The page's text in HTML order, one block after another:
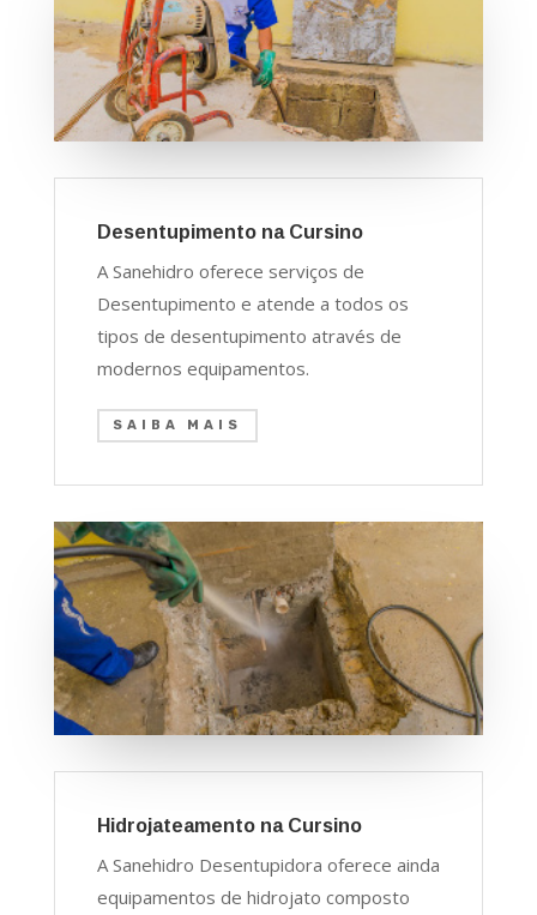
Desentupimento na Cursino
A Sanehidro oferece serviços de
Desentupimento e atende a todos os
tipos de desentupimento através de
modernos equipamentos.
SAIBA MAIS
Hidrojateamento na Cursino
A Sanehidro Desentupidora oferece ainda
equipamentos de hidrojato composto